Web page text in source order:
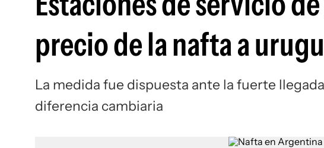
precio de la nafta a
La medida fue dispuesta ante la fuerte
diferencia cambiaria